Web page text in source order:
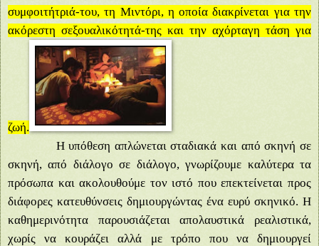
συμφοιτήτριά-του, τη Μιντόρι, η οποία διακρίνεται για την
ακόρεστη σεξουαλικότητά-της και την αχόρταγη τάση για
ζωή.
Η υπόθεση απλώνεται σταδιακά και από σκηνή σε
σκηνή, από διάλογο σε διάλογο, γνωρίζουμε καλύτερα τα
πρόσωπα και ακολουθούμε τον ιστό που επεκτείνεται προς
διάφορες κατευθύνσεις δημιουργώντας ένα ευρύ σκηνικό. Η
καθημερινότητα παρουσιάζεται απολαυστικά ρεαλιστικά,
χωρίς να κουράζει αλλά με τρόπο που να δημιουργεί